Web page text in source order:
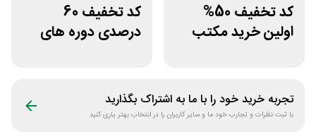
کد تخفیف 50%
اولین خرید مکتب
کد تخفیف 60
درصدی دوره های
تجربه خرید خود را با ما به اشتراک بگذارید
با ثبت نظرات و تجارب خود ما و سایر کاربران را در انتخاب بهتر یاری کنید